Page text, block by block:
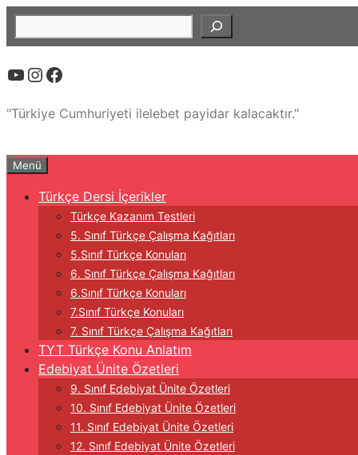
İçeriğe
atla
YouTube
Instagram
Facebook
"Türkiye Cumhuriyeti ilelebet payidar kalacaktır."
Menü
Türkçe Dersi İçerikler
Türkçe Kazanım Testleri
5. Sınıf Türkçe Çalışma Kağıtları
5.Sınıf Türkçe Konuları
6. Sınıf Türkçe Çalışma Kağıtları
6.Sınıf Türkçe Konuları
7.Sınıf Türkçe Konuları
7. Sınıf Türkçe Çalışma Kağıtları
TYT Türkçe Konu Anlatım
Edebiyat Ünite Özetleri
9. Sınıf Edebiyat Ünite Özetleri
10. Sınıf Edebiyat Ünite Özetleri
11. Sınıf Edebiyat Ünite Özetleri
12. Sınıf Edebiyat Ünite Özetleri